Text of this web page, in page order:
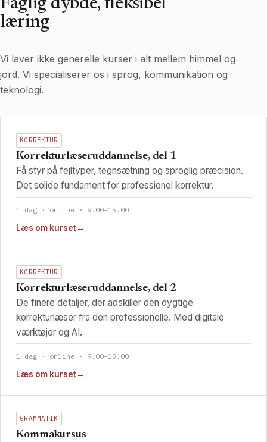
Faglig dybde, fleksibel
læring
Vi laver ikke generelle kurser i alt mellem himmel og
jord. Vi specialiserer os i sprog, kommunikation og
teknologi.
KORREKTUR
Korrekturlæseruddannelse, del 1
Få styr på fejltyper, tegnsætning og sproglig præcision.
Det solide fundament for professionel korrektur.
1 dag · online · 9.00–15.00
Læs om kurset→
KORREKTUR
Korrekturlæseruddannelse, del 2
De finere detaljer, der adskiller den dygtige
korrekturlæser fra den professionelle. Med digitale
værktøjer og AI.
1 dag · online · 9.00–15.00
Læs om kurset→
GRAMMATIK
Kommakursus